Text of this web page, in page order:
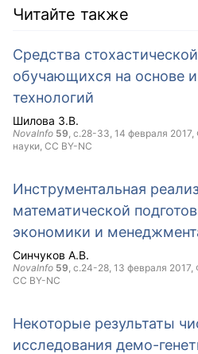
Читайте также
Средства
обучающихся на основе
технологий
Шилова З.В.
NovaInfo 59, с.28-33, 14 февраля 2017,
науки, CC BY-NC
Инструментальная
математической
экономики и
Синчуков А.В.
NovaInfo 59, с.24-28, 13 февраля 2017,
CC BY-NC
Некоторые результаты
исследования демо-